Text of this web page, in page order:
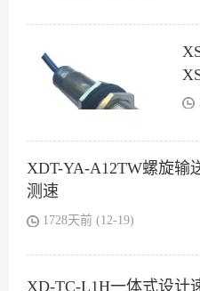
XDT-YA-A12TW螺旋输
测速
1728天前 (12-19)
XD-TC-L1H一体式设计